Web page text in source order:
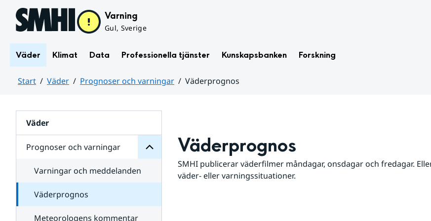
Hoppa till sidans innehåll Varning
Gul, Sverige
Väder Klimat Data Professionella tjänster Kunskapsbanken Forskning
Start Väder Prognoser och varningar
Väderprognos
Väder
Prognoser och varningar
för
varningar
Varningar och meddelanden
Väderprognos
Meteorologens kommentar
Väderprognos
SMHI publicerar väderfilmer måndagar, onsdagar och fredagar.
väder- eller varningssituationer.